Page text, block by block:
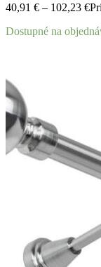
40,91 € – 102,23 €
Dostupné na